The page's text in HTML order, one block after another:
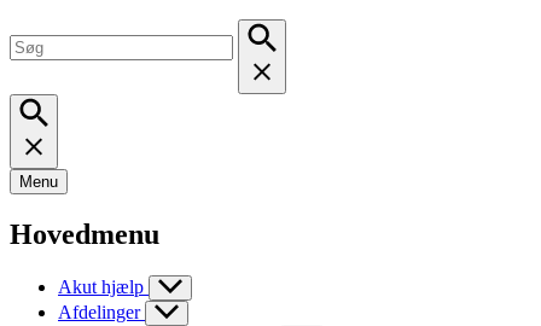
Menu
Hovedmenu
Akut hjælp
Afdelinger